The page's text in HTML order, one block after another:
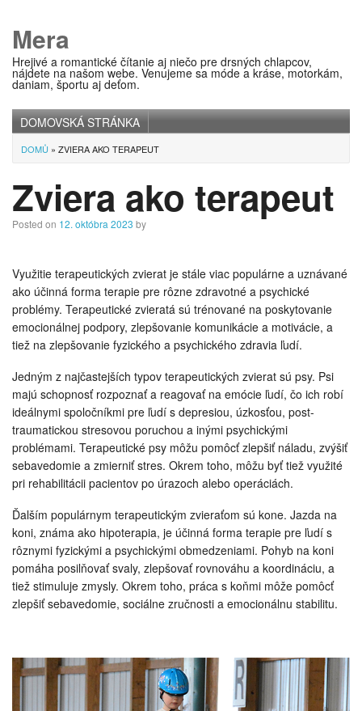
Mera
Hrejivé a romantické čítanie aj niečo pre drsných chlapcov,
nájdete na našom webe. Venujeme sa móde a kráse, motorkám,
daniam, športu aj deťom.
Main menu
DOMOVSKÁ STRÁNKA
DOMŮ » ZVIERA AKO TERAPEUT
Zviera ako terapeut
Posted on 12. októbra 2023 by
Využitie terapeutických zvierat je stále viac populárne a uznávané
ako účinná forma terapie pre rôzne zdravotné a psychické
problémy. Terapeutické zvieratá sú trénované na poskytovanie
emocionálnej podpory, zlepšovanie komunikácie a motivácie, a
tiež na zlepšovanie fyzického a psychického zdravia ľudí.
Jedným z najčastejších typov terapeutických zvierat sú psy. Psi
majú schopnosť rozpoznať a reagovať na emócie ľudí, čo ich robí
ideálnymi spoločníkmi pre ľudí s depresiou, úzkosťou, post-
traumatickou stresovou poruchou a inými psychickými
problémami. Terapeutické psy môžu pomôcť zlepšiť náladu, zvýšiť
sebavedomie a zmierniť stres. Okrem toho, môžu byť tiež využité
pri rehabilitácii pacientov po úrazoch alebo operáciách.
Ďalším populárnym terapeutickým zvieraťom sú kone. Jazda na
koni, známa ako hipoterapia, je účinná forma terapie pre ľudí s
rôznymi fyzickými a psychickými obmedzeniami. Pohyb na koni
pomáha posilňovať svaly, zlepšovať rovnováhu a koordináciu, a
tiež stimuluje zmysly. Okrem toho, práca s koňmi môže pomôcť
zlepšiť sebavedomie, sociálne zručnosti a emocionálnu stabilitu.